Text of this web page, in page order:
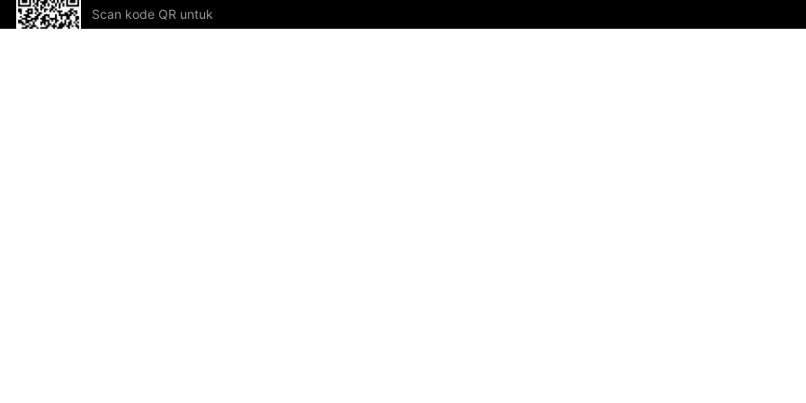
Scan kode QR untuk
mengunduh sekarang!